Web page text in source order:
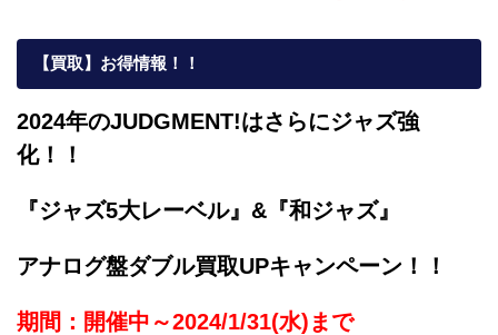
【買取】お得情報！！
2024年のJUDGMENT!はさらにジャズ強
化！！
『ジャズ5大レーベル』&『和ジャズ』
アナログ盤ダブル買取UPキャンペーン！！
期間：開催中～2024/1/31(水)まで